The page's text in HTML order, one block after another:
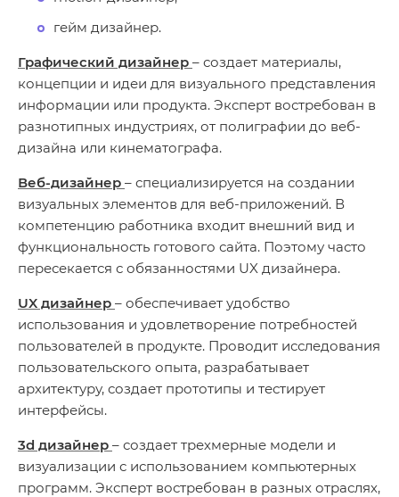
гейм дизайнер.
Графический дизайнер – создает материалы,
концепции и идеи для визуального представления
информации или продукта. Эксперт востребован в
разнотипных индустриях, от полиграфии до веб-
дизайна или кинематографа.
Веб-дизайнер – специализируется на создании
визуальных элементов для веб-приложений. В
компетенцию работника входит внешний вид и
функциональность готового сайта. Поэтому часто
пересекается с обязанностями UX дизайнера.
UX дизайнер – обеспечивает удобство
использования и удовлетворение потребностей
пользователей в продукте. Проводит исследования
пользовательского опыта, разрабатывает
архитектуру, создает прототипы и тестирует
интерфейсы.
3d дизайнер – создает трехмерные модели и
визуализации с использованием компьютерных
программ. Эксперт востребован в разных отраслях,